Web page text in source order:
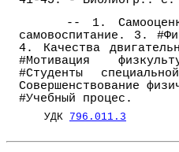
-- 1. Самооценка
самовоспитание. 3.
4. Качества
#Мотивация
#Студенты
Совершенствование
#Учебный процес.
УДК 796.011.3